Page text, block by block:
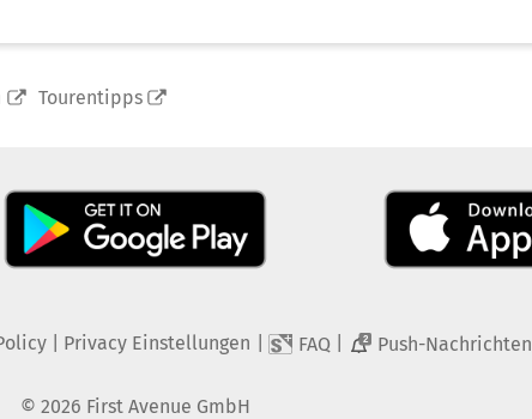
Tourentipps
| Privacy Einstellungen FAQ 2 Push-Nachrichten
© 2026 First Avenue GmbH